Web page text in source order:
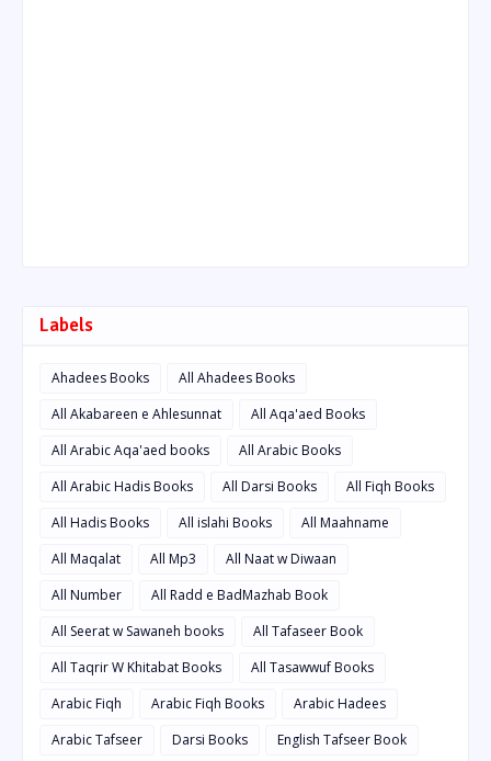
Labels
Ahadees Books
All Ahadees Books
All Akabareen e Ahlesunnat
All Aqa'aed Books
All Arabic Aqa'aed books
All Arabic Books
All Arabic Hadis Books
All Darsi Books
All Fiqh Books
All Hadis Books
All islahi Books
All Maahname
All Maqalat
All Mp3
All Naat w Diwaan
All Number
All Radd e BadMazhab Book
All Seerat w Sawaneh books
All Tafaseer Book
All Taqrir W Khitabat Books
All Tasawwuf Books
Arabic Fiqh
Arabic Fiqh Books
Arabic Hadees
Arabic Tafseer
Darsi Books
English Tafseer Book